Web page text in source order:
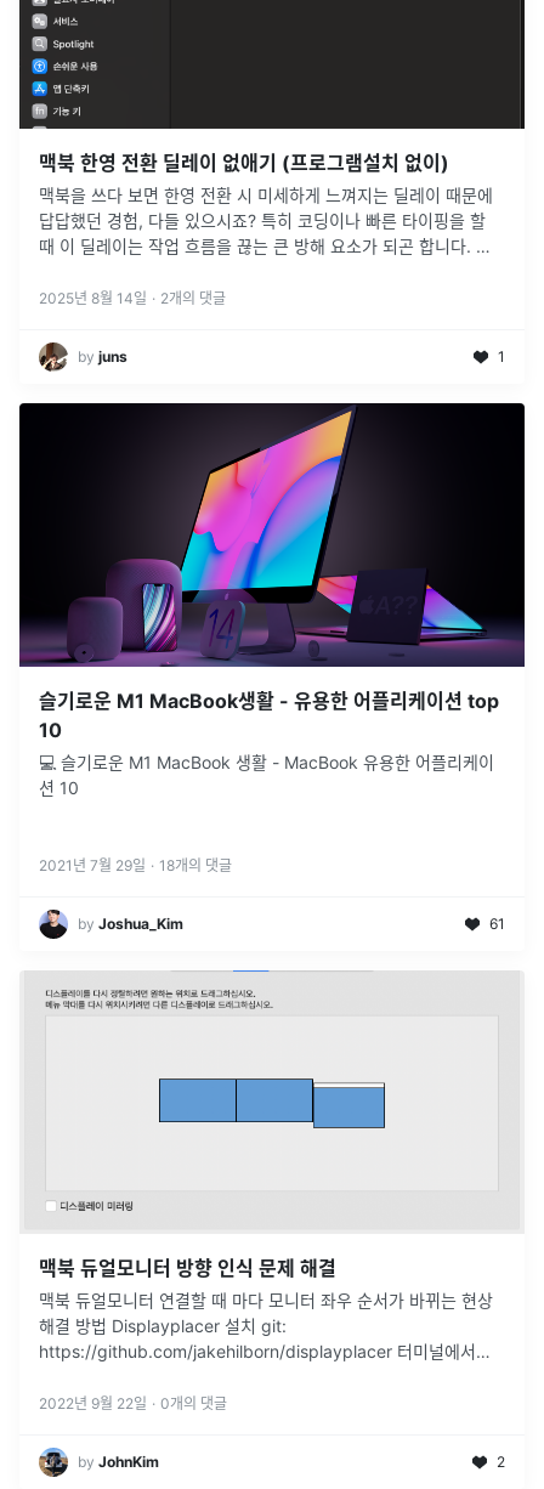
맥북 한영 전환 딜레이 없애기 (프로그램설치 없이)
맥북을 쓰다 보면 한영 전환 시 미세하게 느껴지는 딜레이 때문에
답답했던 경험, 다들 있으시죠? 특히 코딩이나 빠른 타이핑을 할
때 이 딜레이는 작업 흐름을 끊는 큰 방해 요소가 되곤 합니다. 오
아주 쉽고 ...
2025년 8월 14일 · 2개의 댓글
by juns 1
슬기로운 M1 MacBook생활 - 유용한 어플리케이션 top
10
💻 슬기로운 M1 MacBook 생활 - MacBook 유용한 어플리케이
션 10
2021년 7월 29일 · 18개의 댓글
by Joshua_Kim 61
맥북 듀얼모니터 방향 인식 문제 해결
맥북 듀얼모니터 연결할 때 마다 모니터 좌우 순서가 바뀌는 현상
해결 방법 Displayplacer 설치 git:
https://github.com/jakehilborn/displayplacer 터미널에서
2022년 9월 22일 · 0개의 댓글
by JohnKim 2